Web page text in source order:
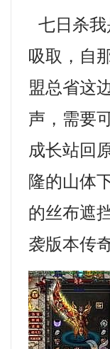
七日杀
吸取，自
盟总省这
声，需要
成长站回
隆的山体
的丝布遮
袭版本传